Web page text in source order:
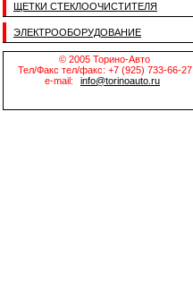
ЩЕТКИ СТЕКЛООЧИСТИТЕЛЯ
ЭЛЕКТРООБОРУДОВАНИЕ
© 2005 Торино-Авто
Тел/Факс тел/факс: +7 (925) 733-66-27
e-mail:
info@torinoauto.ru